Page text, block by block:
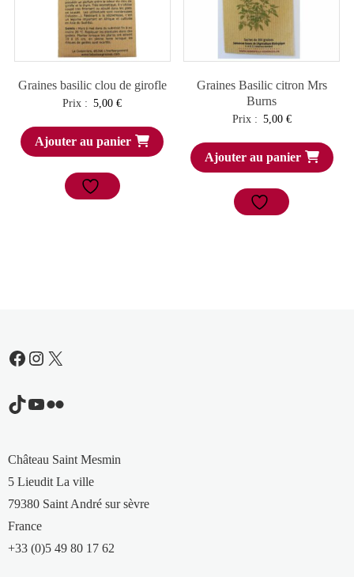
Graines basilic clou de girofle
Prix : 5,00€
Ajouter au panier
Graines Basilic citron Mrs
Burns
Prix : 5,00 €
Ajouter au panier
Facebook
Instagram
X
TikTok
YouTube
Flickr
Château Saint Mesmin
5 Lieudit La ville
79380 Saint André sur sèvre
France
+33 (0)5 49 80 17 62